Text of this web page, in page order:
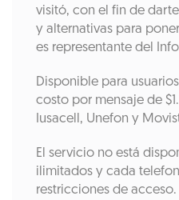
visitó, con el fin de
y alternativas para
es representante del
Disponible para
costo por mensaje de
Iusacell, Unefon y
El servicio no está
ilimitados y cada
restricciones de acceso.